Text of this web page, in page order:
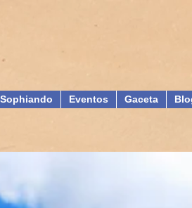
Eventos Gaceta